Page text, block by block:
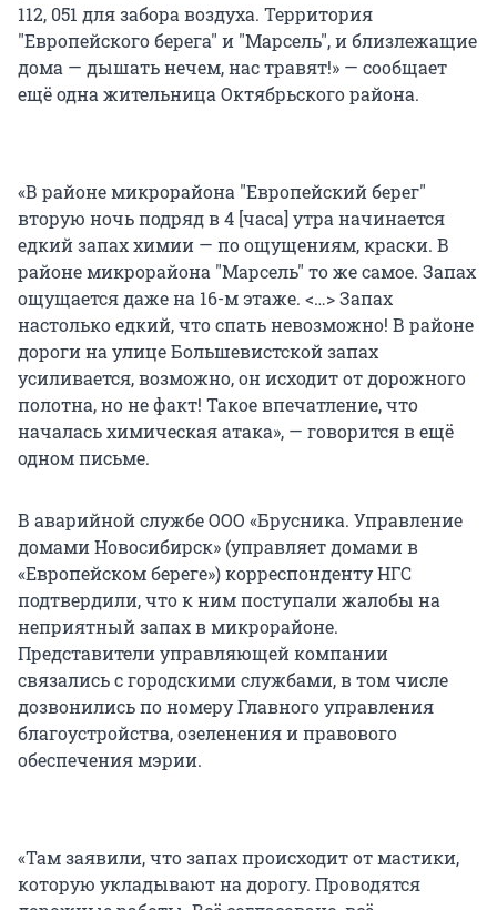
112, 051 для забора воздуха. Территория
"Европейского берега" и "Марсель", и близлежащие
дома — дышать нечем, нас травят!» — сообщает
ещё одна жительница Октябрьского района.
«В районе микрорайона "Европейский берег"
вторую ночь подряд в 4 [часа] утра начинается
едкий запах химии — по ощущениям, краски. В
районе микрорайона "Марсель" то же самое. Запах
ощущается даже на 16-м этаже. <…> Запах
настолько едкий, что спать невозможно! В районе
дороги на улице Большевистской запах
усиливается, возможно, он исходит от дорожного
полотна, но не факт! Такое впечатление, что
началась химическая атака», — говорится в ещё
одном письме.
В аварийной службе ООО «Брусника. Управление
домами Новосибирск» (управляет домами в
«Европейском береге») корреспонденту НГС
подтвердили, что к ним поступали жалобы на
неприятный запах в микрорайоне.
Представители управляющей компании
связались с городскими службами, в том числе
дозвонились по номеру Главного управления
благоустройства, озеленения и правового
обеспечения мэрии.
«Там заявили, что запах происходит от мастики,
которую укладывают на дорогу. Проводятся